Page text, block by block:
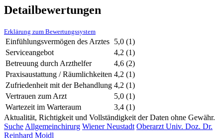
Detailbewertungen
Erklärung zum Bewertungssystem
Einfühlungsvermögen des Arztes 5,0 (1)
Serviceangebot
4,2 (1)
Betreuung durch Arzthelfer
4,6 (2)
Praxisaustattung / Räumlichkeiten 4,2 (1)
Zufriedenheit mit der Behandlung 4,2 (1)
Vertrauen zum Arzt
5,0 (1)
Wartezeit im Warteraum
3,4 (1)
Aktualität, Richtigkeit und Vollständigkeit der Daten ohne Gewähr.
Suche Allgemeinchirurg Wiener Neustadt Oberarzt Univ. Doz. Dr.
Reinhard Moidl